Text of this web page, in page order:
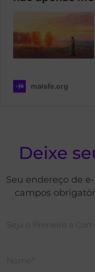
Deixe
Seu endereço de
campos